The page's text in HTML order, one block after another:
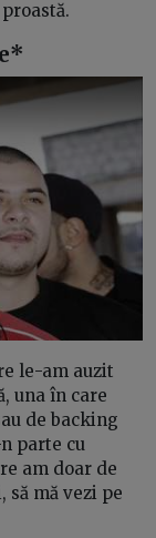
le-am auzit
una în care
de backing
parte cu
am doar de
să mă vezi pe